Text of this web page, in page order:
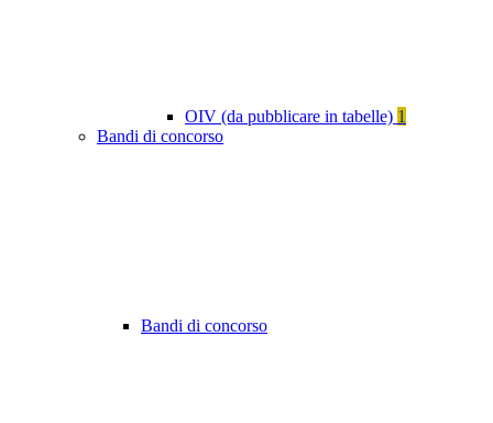
OIV (da pubblicare in tabelle) 1
Bandi di concorso
Bandi di concorso